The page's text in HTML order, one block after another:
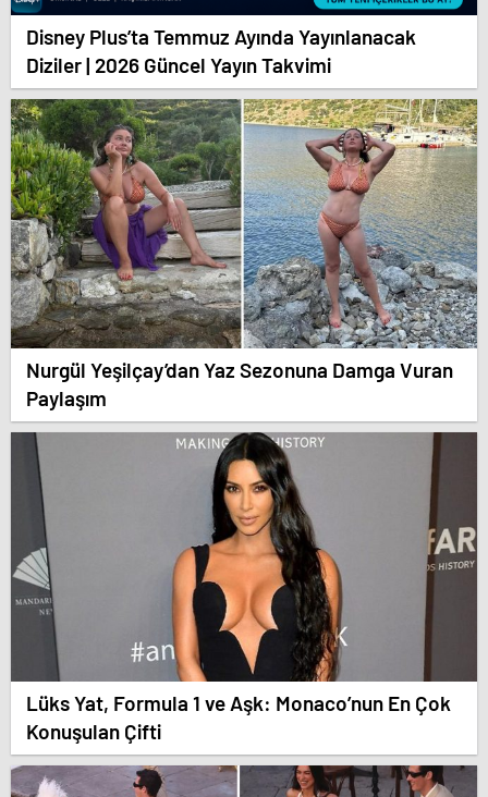
Disney Plus’ta Temmuz Ayında Yayınlanacak
Diziler | 2026 Güncel Yayın Takvimi
Nurgül Yeşilçay’dan Yaz Sezonuna Damga Vuran
Paylaşım
Lüks Yat, Formula 1 ve Aşk: Monaco’nun En Çok
Konuşulan Çifti